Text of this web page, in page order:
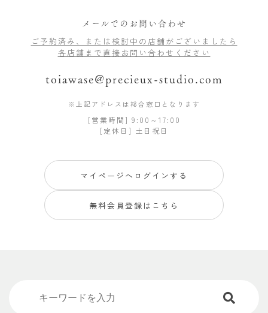
メールでのお問い合わせ
ご予約済み、または検討中の店舗がございましたら
各店舗まで直接お問い合わせください
toiawase@precieux-studio.com
※上記アドレスは総合窓口となります
[営業時間] 9:00～17:00
[定休日] 土日祝日
マイページへログインする
無料会員登録はこちら